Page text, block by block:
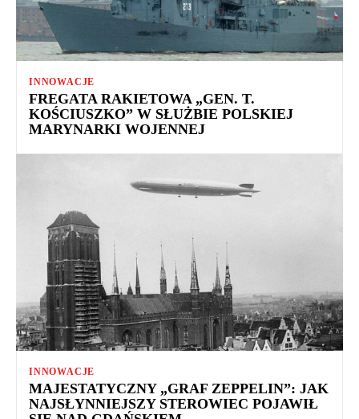
INNOWACJE
FREGATA RAKIETOWA „GEN. T.
KOŚCIUSZKO” W SŁUŻBIE POLSKIEJ
MARYNARKI WOJENNEJ
INNOWACJE
MAJESTATYCZNY „GRAF ZEPPELIN”: JAK
NAJSŁYNNIEJSZY STEROWIEC POJAWIŁ